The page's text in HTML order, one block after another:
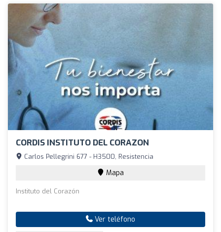
CORDIS INSTITUTO DEL CORAZON
Carlos Pellegrini 677 - H3500, Resistencia
Mapa
Instituto del Corazón
Ver teléfono